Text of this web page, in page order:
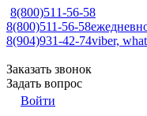
8(800)511-56-58
8(800)511-56-58
8(904)931-42-74viber,
Заказать звонок
Задать вопрос
Войти